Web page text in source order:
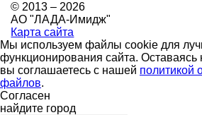
© 2013 – 2026
АО "ЛАДА-Имидж"
Карта сайта
Мы используем файлы cookie для
функционирования сайта. Оставаясь
вы соглашаетесь с нашей политикой
файлов.
Согласен
найдите город